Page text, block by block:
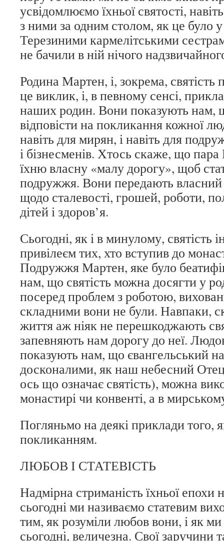
усвідомлюємо їхньої святості,
з ними за одним столом, як це було
Терезиними кармелітськими
не бачили в ній нічого
Родина Мартен, і, зокрема,
це виклик, і, в певному сенсі,
наших родин. Вони показують нам,
відповісти на покликання кожної
навіть для мирян, і навіть для
і бізнесменів. Хтось скаже, що
їхню власну «малу дорогу», щоб
подружжя. Вони передають власний
щодо сталевості, грошей, роботи,
дітей і здоров’я.
Сьогодні, як і в минулому, святість
привілеєм тих, хто вступив до
Подружжя Мартен, яке було
нам, що святість можна досягти у
посеред проблем з роботою,
складними вони не були. Навпаки,
життя аж ніяк не перешкоджають
запевняють нам дорогу до неї.
показують нам, що євангельський
досконалими, як наш небесний
ось що означає святість), можна
монастирі чи конвенті, а в
Погляньмо на деякі приклади того,
покликанням.
ЛЮБОВ І СТАТЕВІСТЬ
Надмірна стриманість їхньої епохи
сьогодні ми називаємо статевим
тим, як розуміли любов вони, і як ми
сьогодні, величезна. Свої